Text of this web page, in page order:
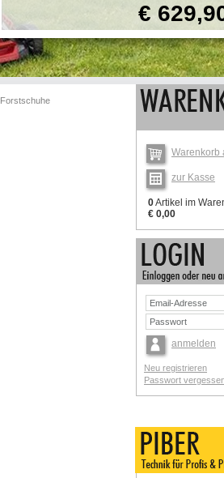
€
Forstschuhe
Warenkorb
zur Kasse
0Artikel im
€ 0,00
anmelden
Neu registrieren
Passwort